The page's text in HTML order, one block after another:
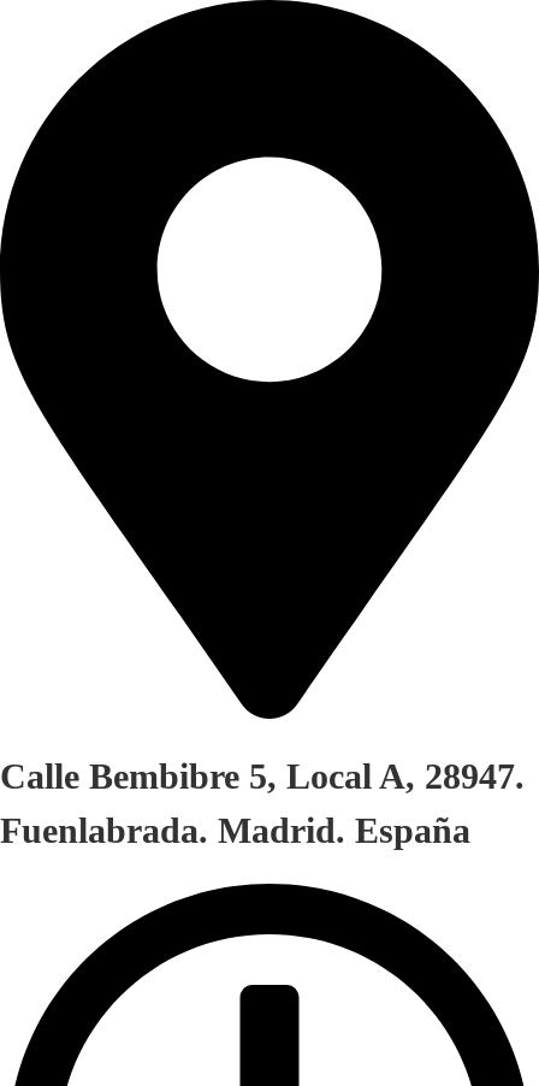
Calle Bembibre 5, Local A, 28947.
Fuenlabrada. Madrid. España